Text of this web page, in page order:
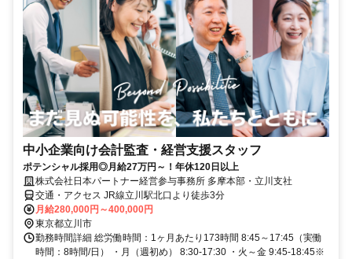
中小企業向け会計監査・経営支援スタッフ
ポテンシャル採用◎月給27万円～！年休120日以上
株式会社日本パートナー経営参与事務所 多摩本部・立川支社
交通・アクセス JR線立川駅北口より徒歩3分
月給280,000円～400,000円
東京都立川市
勤務時間詳細 総労働時間：1ヶ月あたり173時間 8:45～17:45（実働
時間：8時間/日） ・月（週初め） 8:30-17:30 ・火～金 9:45-18:45※